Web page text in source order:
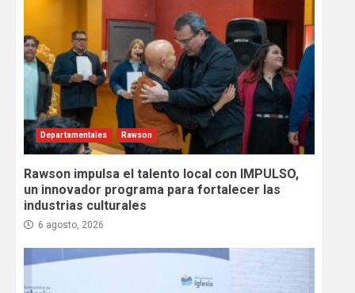
Departamentales Rawson
Rawson impulsa el talento local con IMPULSO,
un innovador programa para fortalecer las
industrias culturales
6 agosto, 2026